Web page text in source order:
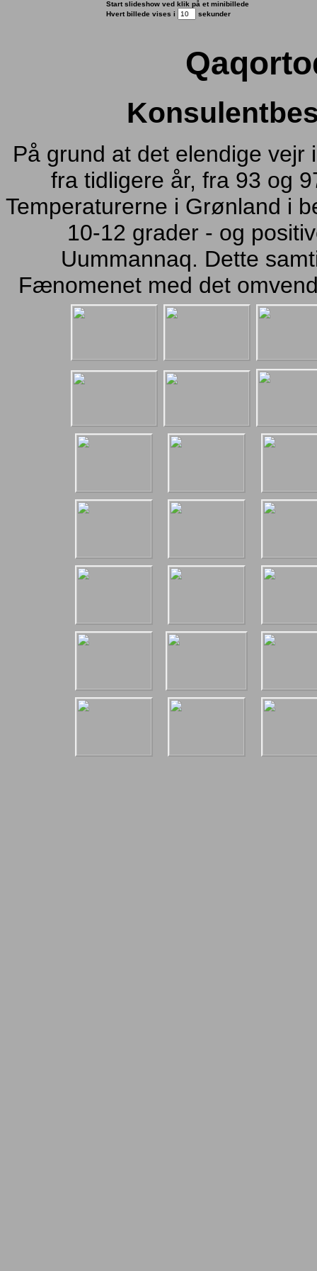
Start slideshow ved klik på et minibillede
Hvert billede vises i
sekunder
På grund at det elendige
fra tidligere år, fra 93 og
Temperaturerne i Grønland i
10-12 grader - og
Uummannaq. Dette
Fænomenet med det